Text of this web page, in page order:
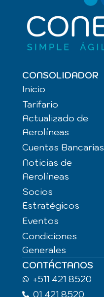
CONSOLIDADOR
Inicio
Tarifario
Actualizado de
Aerolíneas
Cuentas Bancarias
Noticias de
Aerolíneas
Socios
Estratégicos
Eventos
Condiciones
Generales
CONTÁCTANOS
+511 421 8520
01 421 8520